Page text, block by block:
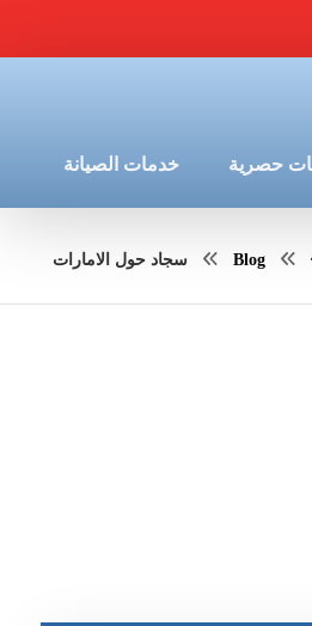
حصرية خدمات الصيانة
Blog سجاد حول الامارات